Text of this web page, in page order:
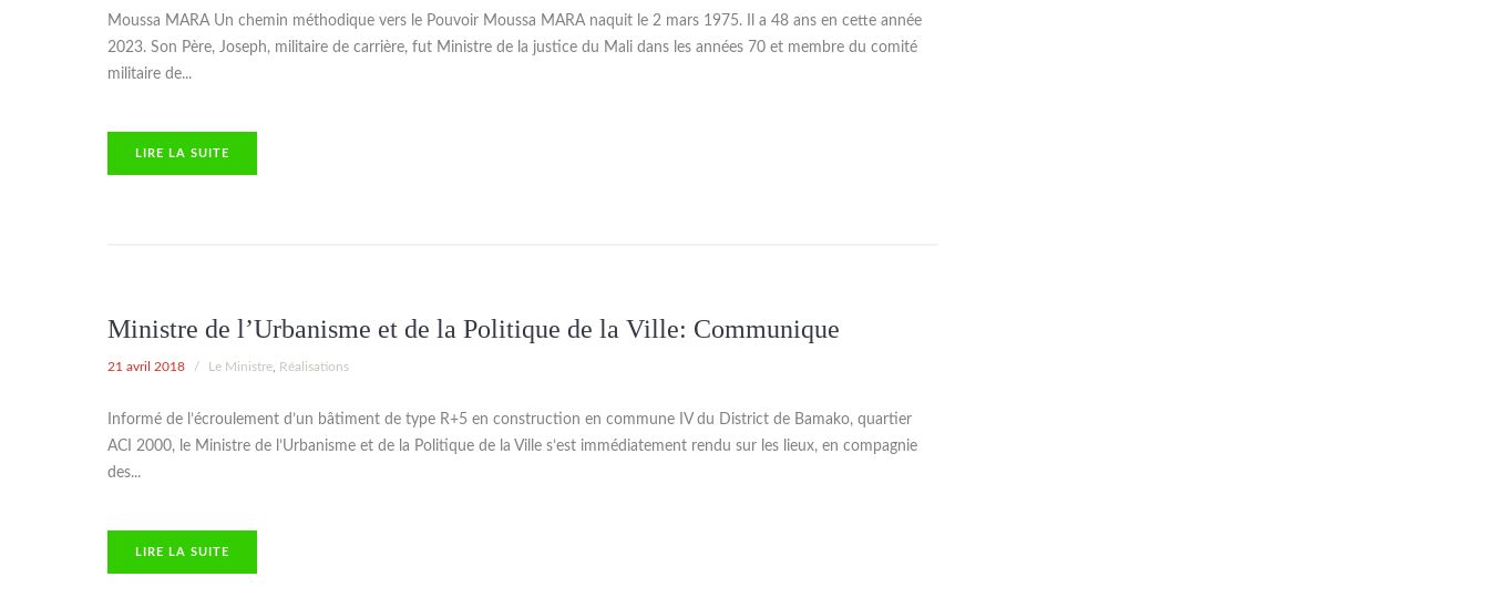
Moussa MARA Un chemin méthodique vers le Pouvoir Moussa MARA naquit le 2 mars 1975. Il a 48 ans en cette année
2023. Son Père, Joseph, militaire de carrière, fut Ministre de la justice du Mali dans les années 70 et membre du comité
militaire de...
LIRE LA SUITE
Ministre de l’Urbanisme et de la Politique de la Ville: Communique
21 avril 2018 / Le Ministre Réalisations
Informé de l’écroulement d’un bâtiment de type R+5 en construction en commune IV du District de Bamako, quartier
ACI 2000, le Ministre de l’Urbanisme et de la Politique de la Ville s’est immédiatement rendu sur les lieux, en compagnie
des...
LIRE LA SUITE